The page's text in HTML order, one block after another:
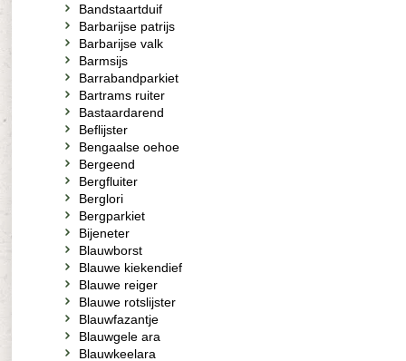
Bandstaartduif
Barbarijse patrijs
Barbarijse valk
Barmsijs
Barrabandparkiet
Bartrams ruiter
Bastaardarend
Beflijster
Bengaalse oehoe
Bergeend
Bergfluiter
Berglori
Bergparkiet
Bijeneter
Blauwborst
Blauwe kiekendief
Blauwe reiger
Blauwe rotslijster
Blauwfazantje
Blauwgele ara
Blauwkeelara